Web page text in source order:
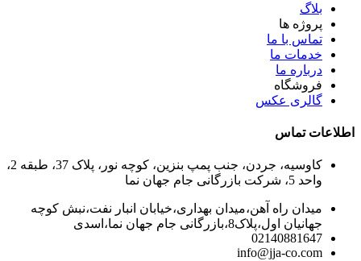
بلاگ
پروژه ها
تماس با ما
خدمات ما
درباره ما
فروشگاه
گالری عکس
اطلاعات تماس
کاوسیه، جردن، جنب پمپ بنزین، کوچه نور، پلاک 37، طبقه 2،
واحد 5، شرکت بازرگانی جام جهان نما
میدان راه آهن،میدان بهداری،خیابان انبار نفت،نبش کوچه
جهانیان اول،پلاک8،بازرگانی جام جهان نما،اسدی
02140881647
info@jja-co.com